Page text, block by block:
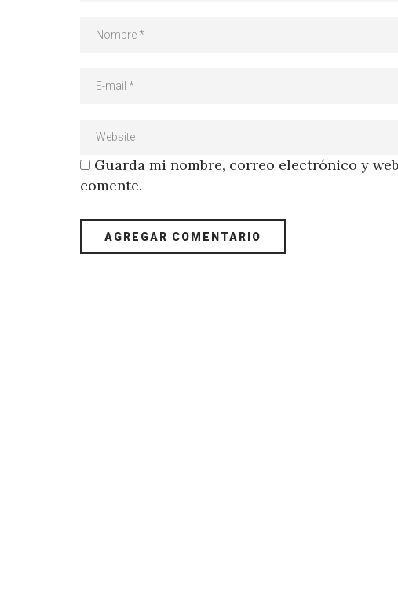
Guarda mi nombre, correo electrónico y
comente.